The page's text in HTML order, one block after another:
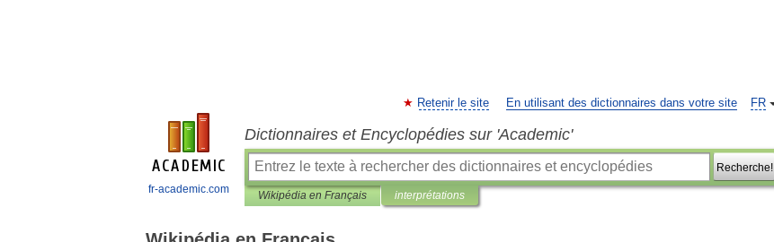
fr-academic.com
FR
Retenir le site En utilisant des dictionnaires dans votre site
Dictionnaires et Encyclopédies sur 'Academic'
Recherche!
Wikipédia en Français interprétations